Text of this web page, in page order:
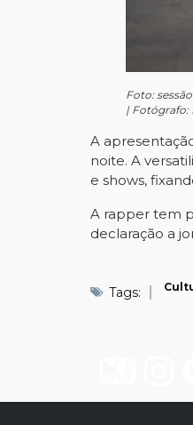
Foto:
| Fotógrafo:
A
noite. A
e shows,
A rapper tem
declaração a
Tags: